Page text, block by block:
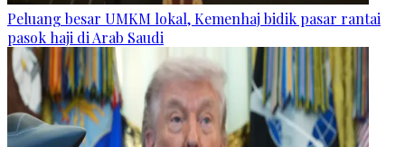
Peluang besar UMKM lokal, Kemenhaj bidik pasar rantai
pasok haji di Arab Saudi